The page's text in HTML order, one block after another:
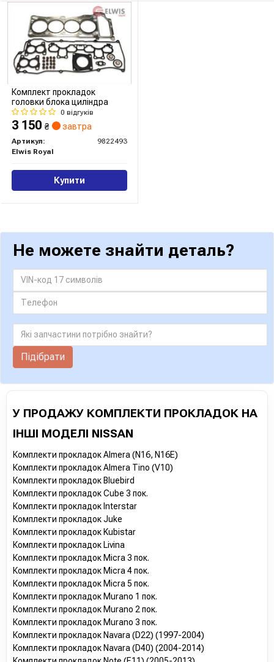
Комплект прокладок
головки блока циліндра
0 відгуків
3 150 ₴ завтра
Артикул:
9822493
Elwis Royal
Купити
Не можете знайти деталь?
Підібрати
У ПРОДАЖУ КОМПЛЕКТИ ПРОКЛАДОК НА
ІНШІ МОДЕЛІ NISSAN
Комплекти прокладок Almera (N16, N16E)
Комплекти прокладок Almera Tino (V10)
Комплекти прокладок Bluebird
Комплекти прокладок Cube 3 пок.
Комплекти прокладок Interstar
Комплекти прокладок Juke
Комплекти прокладок Kubistar
Комплекти прокладок Livina
Комплекти прокладок Micra 3 пок.
Комплекти прокладок Micra 4 пок.
Комплекти прокладок Micra 5 пок.
Комплекти прокладок Murano 1 пок.
Комплекти прокладок Murano 2 пок.
Комплекти прокладок Murano 3 пок.
Комплекти прокладок Navara (D22) (1997-2004)
Комплекти прокладок Navara (D40) (2004-2014)